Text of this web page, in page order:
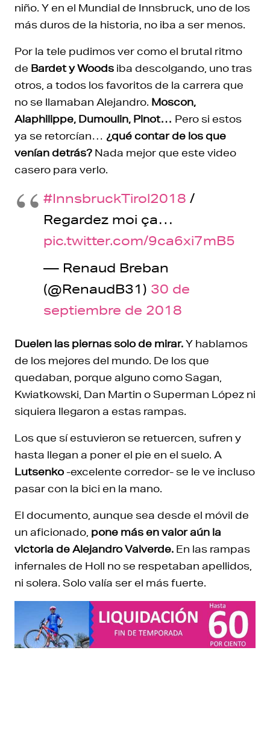
niño. Y en el Mundial de Innsbruck, uno de los
más duros de la historia, no iba a ser menos.
Por la tele pudimos ver como el brutal ritmo
de Bardet y Woods iba descolgando, uno tras
otros, a todos los favoritos de la carrera que
no se llamaban Alejandro. Moscon,
Alaphilippe, Dumoulin, Pinot… Pero si estos
ya se retorcían… ¿qué contar de los que
venían detrás? Nada mejor que este video
casero para verlo.
#InnsbruckTirol2018 /
Regardez moi ça…
pic.twitter.com/9ca6xi7mB5
— Renaud Breban
(@RenaudB31) 30 de
septiembre de 2018
Duelen las piernas solo de mirar.Y hablamos
de los mejores del mundo. De los que
quedaban, porque alguno como Sagan,
Kwiatkowski, Dan Martin o Superman López ni
siquiera llegaron a estas rampas.
Los que sí estuvieron se retuercen, sufren y
hasta llegan a poner el pie en el suelo. A
Lutsenko-excelente corredor- se le ve incluso
pasar con la bici en la mano.
El documento, aunque sea desde el móvil de
un aficionado, pone más en valor aún la
victoria de Alejandro Valverde. En las rampas
infernales de Holl no se respetaban apellidos,
ni solera. Solo valía ser el más fuerte.